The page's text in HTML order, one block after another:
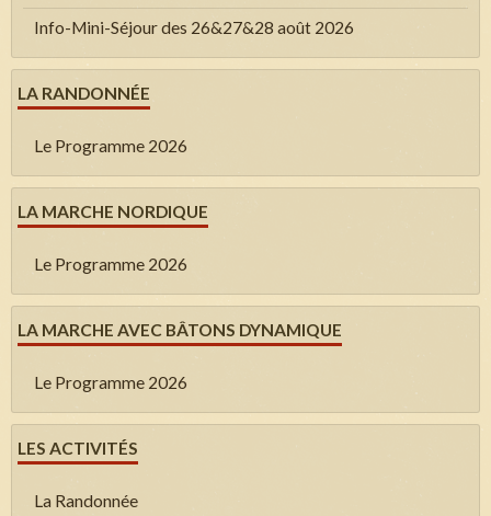
Info-Mini-Séjour des 26&27&28 août 2026
LA RANDONNÉE
Le Programme 2026
LA MARCHE NORDIQUE
Le Programme 2026
LA MARCHE AVEC BÂTONS DYNAMIQUE
Le Programme 2026
LES ACTIVITÉS
La Randonnée